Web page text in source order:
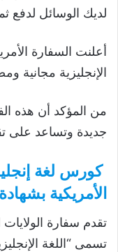
لديك الوسائل لدفع
أعلنت السفارة
الإنجليزية مجانية
من المؤكد أن هذه
جديدة وتساعد على
كورس لغة
الأمريكية
تقدم سفارة الولايات
تسمى “اللغة